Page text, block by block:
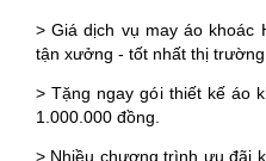
> Giá dịch vụ may áo khoác
tận xưởng - tốt nhất thị trường.
> Tặng ngay gói thiết kế áo
1.000.000 đồng.
> Nhiều chương trình ưu đãi